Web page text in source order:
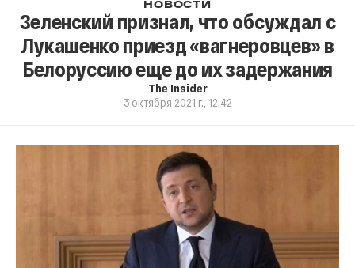
НОВОСТИ
Зеленский признал, что обсуждал с
Лукашенко приезд «вагнеровцев» в
Белоруссию еще до их задержания
The Insider
3 октября 2021 г., 12:42